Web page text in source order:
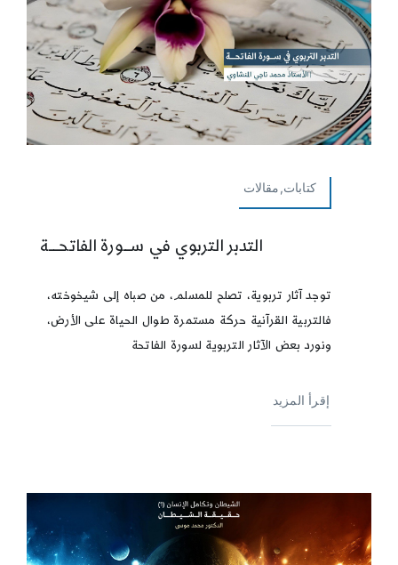
كتابات,مقالات
التدبر التربوي في ســـورة الفاتحــــة
توجد آثار تربوية، تصلح للمسلم، من صباه إلى شيخوخته،
فالتربية القرآنية حركة مستمرة طوال الحياة على الأرض،
ونورد بعض الآثار التربوية لسورة الفاتحة
إقرأ المزيد